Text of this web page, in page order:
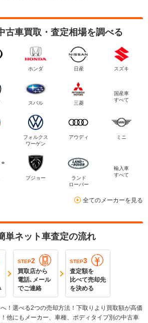
古車買取・査定相場を調べる
ホンダ 日産 スズキ
スバル 三菱
国産車
すべて
フォルクス
ワーゲン
アウディ ミニ
プジョー
ランド
ローバー
輸入車
すべて
全てのメーカーを見る
単ネット車査定の流れ
STEP2
買取店から
電話､メール
でご連絡
STEP3
査定額を
比べて売却先
を決める
！選べる2つの売却方法！下取りより買取額が高価
他にもメーカー、車種、ボディタイプ別の中古車